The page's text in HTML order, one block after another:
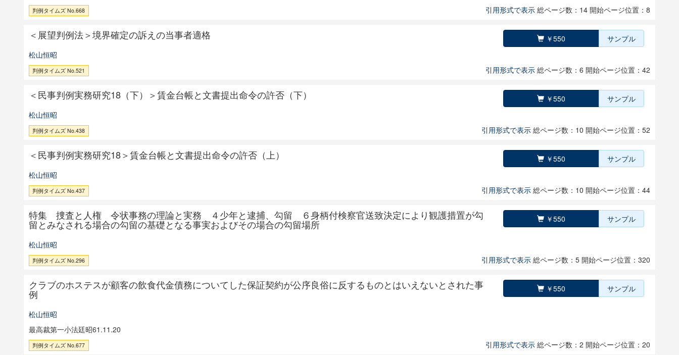
判例タイムズ No.668 引用形式で表示 総ページ数：14 開始ページ位置：8
＜展望判例法＞境界確定の訴えの当事者適格 ￥550
サンプル
松山恒昭
判例タイムズ No.521 引用形式で表示 総ページ数：6 開始ページ位置：42
＜民事判例実務研究18（下）＞賃金台帳と文書提出命令の許否（下） ￥550
サンプル
松山恒昭
判例タイムズ No.438 引用形式で表示 総ページ数：10 開始ページ位置：52
＜民事判例実務研究18＞賃金台帳と文書提出命令の許否（上） ￥550
サンプル
松山恒昭
判例タイムズ No.437 引用形式で表示 総ページ数：10 開始ページ位置：44
特集 捜査と人権 令状事務の理論と実務 ４少年と逮捕、勾留 ６身柄付検察官送致決定により観護措置が勾
留とみなされる場合の勾留の基礎となる事実およびその場合の勾留場所 ￥550 サンプル
松山恒昭
判例タイムズ No.296 引用形式で表示 総ページ数：5 開始ページ位置：320
クラブのホステスが顧客の飲食代金債務についてした保証契約が公序良俗に反するものとはいえないとされた事
例 ￥550 サンプル
松山恒昭
最高裁第一小法廷昭61.11.20
判例タイムズ No.677 引用形式で表示 総ページ数：2 開始ページ位置：20